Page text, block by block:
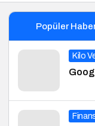
Popüler
Kilo